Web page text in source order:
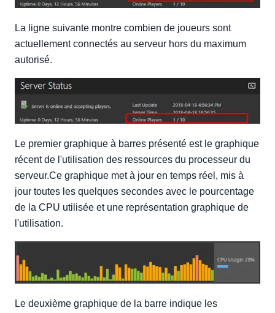
La ligne suivante montre combien de joueurs sont
actuellement connectés au serveur hors du maximum
autorisé.
Le premier graphique à barres présenté est le graphique
récent de l'utilisation des ressources du processeur du
serveur.Ce graphique met à jour en temps réel, mis à
jour toutes les quelques secondes avec le pourcentage
de la CPU utilisée et une représentation graphique de
l'utilisation.
Le deuxième graphique de la barre indique les